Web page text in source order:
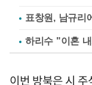
표창원, 남규
하리수 "이혼
이번 방북은 시